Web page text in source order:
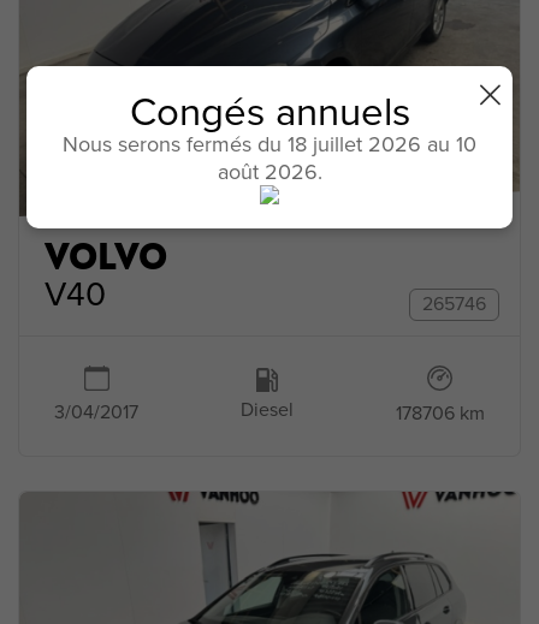
VOLVO
V40 265746
3/04/2017 Diesel 178706 km
Congés annuels
Nous serons fermés du 18 juillet 2026 au 10
août 2026.